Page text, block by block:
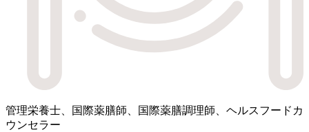
管理栄養士、国際薬膳師、国際薬膳調理師、ヘルスフードカ
ウンセラー